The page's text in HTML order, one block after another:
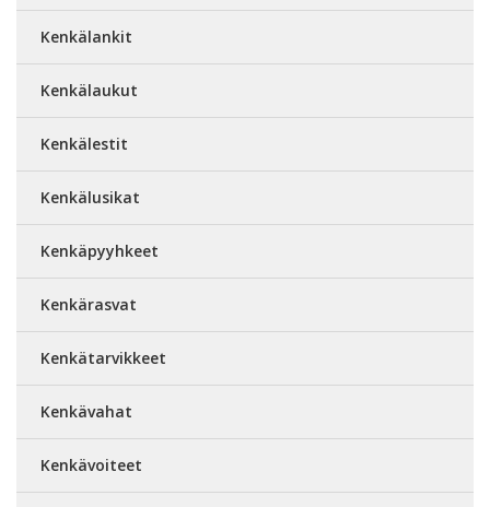
Kenkälankit
Kenkälaukut
Kenkälestit
Kenkälusikat
Kenkäpyyhkeet
Kenkärasvat
Kenkätarvikkeet
Kenkävahat
Kenkävoiteet